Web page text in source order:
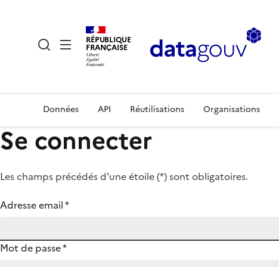
RÉPUBLIQUE
FRANÇAISE
Données API Réutilisations Organisations
Se connecter
Les champs précédés d'une étoile (*) sont obligatoires.
Adresse email*
Mot de passe*